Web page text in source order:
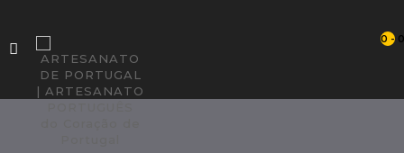
0 -